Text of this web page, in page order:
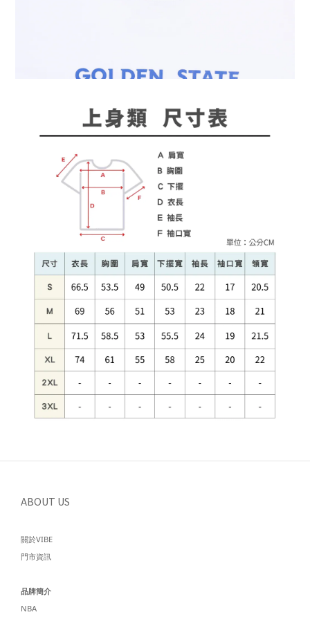
ABOUT US
關於VIBE
門市資訊
品牌簡介
NBA